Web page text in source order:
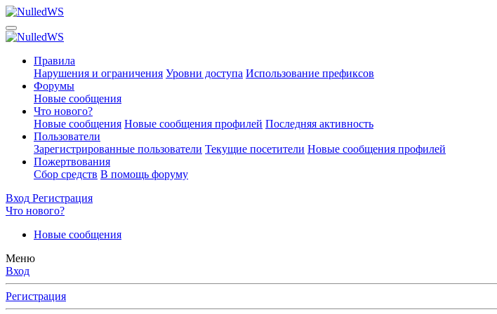
Правила
Нарушения и ограничения Уровни доступа Использование префиксов
Форумы
Новые сообщения
Что нового?
Новые сообщения Новые сообщения профилей Последняя активность
Пользователи
Зарегистрированные пользователи Текущие посетители Новые сообщения профилей
Пожертвования
Сбор средств В помощь форуму
Вход Регистрация
Что нового?
Новые сообщения
Меню
Вход
Регистрация